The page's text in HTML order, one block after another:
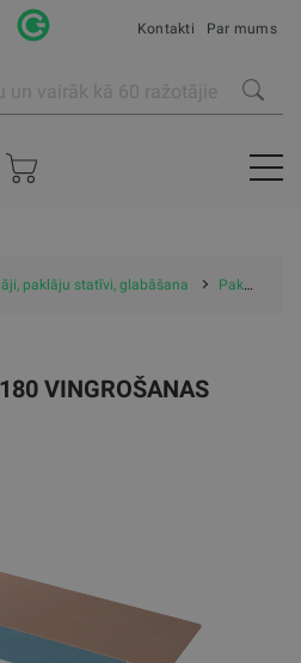
Kontakti Par mums
paklāju statīvi, glabāšana Paklāji
VINGROŠANAS